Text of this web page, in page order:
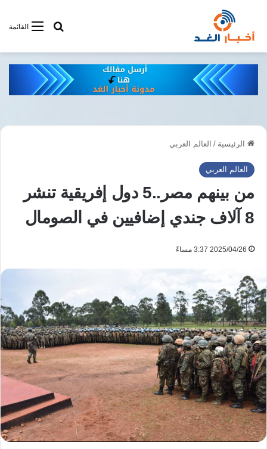
القائمةأبحت فى
الرئيسية / العالم العربي
العالم العربي
من بينهم مصر..5 دول إفريقية تنشر
8 آلاف جندي إضافيين في الصومال
2025/04/26 3:37 مساءً